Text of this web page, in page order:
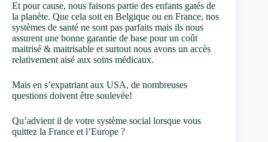
Et pour cause, nous faisons partie des enfants gatés de
la planète. Que cela soit en Belgique ou en France, nos
systèmes de santé ne sont pas parfaits mais ils nous
assurent une bonne garantie de base pour un coût
maitrisé & maitrisable et surtout nous avons un accès
relativement aisé aux soins médicaux.
Mais en s’expatriant aux USA, de nombreuses
questions doivent être soulevée!
Qu’advient il de votre système social lorsque vous
quittez la France et l’Europe ?